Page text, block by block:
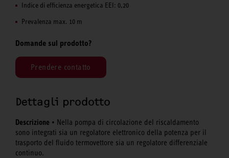
Indice di efficienza energetica EEI: 0,20
Prevalenza max. 10 m
Domande sul prodotto?
Prendere contatto
Dettagli prodotto
Descrizione • Nella pompa di circolazione del riscaldamento
sono integrati sia un regolatore elettronico della potenza per il
trasporto del fluido termovettore sia un regolatore differenziale
continuo.